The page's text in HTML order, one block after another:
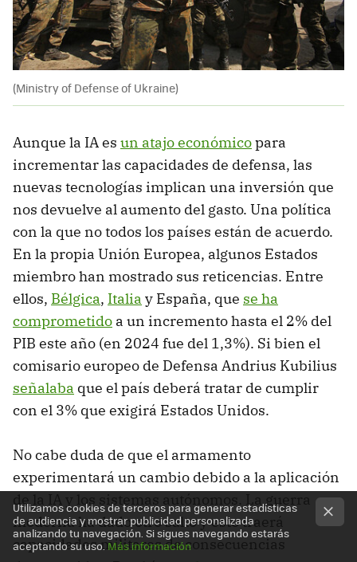
(Ministry of Defense of Ukraine)
Aunque la IA es un atajo económicopara
incrementar las capacidades de defensa, las
nuevas tecnologías implican una inversión que
nos devuelve al aumento del gasto. Una política
con la que no todos los países están de acuerdo.
En la propia Unión Europea, algunos Estados
miembro han mostrado sus reticencias. Entre
ellos, Bélgica, Italia y España, que se ha
comprometido a un incremento hasta el 2% del
PIB este año (en 2024 fue del 1,3%). Si bien el
comisario europeo de Defensa Andrius Kubilius
señalaba que el país deberá tratar de cumplir
con el 3% que exigirá Estados Unidos.
No cabe duda de que el armamento
experimentará un cambio debido a la aplicación
de la IA y los sistemas autónomos. La guerra
moderna ha dado otro salto y esto traerá
capacidades militares de consecuencias
Utilizamos cookies de terceros para generar estadísticas
de audiencia y mostrar publicidad personalizada
analizando tu navegación. Si sigues navegando estarás
aceptando su uso.Más información